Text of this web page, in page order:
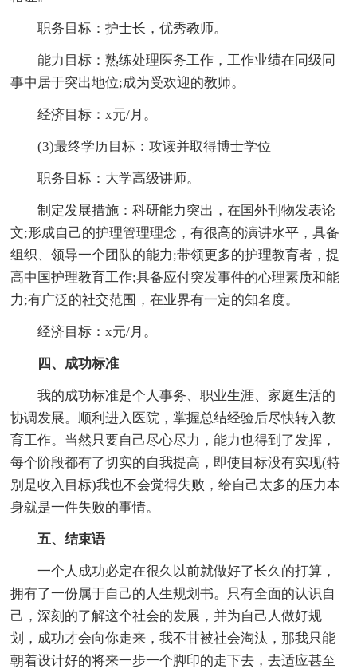
职务目标：护士长，优秀教师。
能力目标：熟练处理医务工作，工作业绩在同级同
事中居于突出地位;成为受欢迎的教师。
经济目标：x元/月。
(3)最终学历目标：攻读并取得博士学位
职务目标：大学高级讲师。
制定发展措施：科研能力突出，在国外刊物发表论
文;形成自己的护理管理理念，有很高的演讲水平，具备
组织、领导一个团队的能力;带领更多的护理教育者，提
高中国护理教育工作;具备应付突发事件的心理素质和能
力;有广泛的社交范围，在业界有一定的知名度。
经济目标：x元/月。
四、成功标准
我的成功标准是个人事务、职业生涯、家庭生活的
协调发展。顺利进入医院，掌握总结经验后尽快转入教
育工作。当然只要自己尽心尽力，能力也得到了发挥，
每个阶段都有了切实的自我提高，即使目标没有实现(特
别是收入目标)我也不会觉得失败，给自己太多的压力本
身就是一件失败的事情。
五、结束语
一个人成功必定在很久以前就做好了长久的打算，
拥有了一份属于自己的人生规划书。只有全面的认识自
己，深刻的了解这个社会的发展，并为自己人做好规
划，成功才会向你走来，我不甘被社会淘汰，那我只能
朝着设计好的将来一步一个脚印的走下去，去适应甚至